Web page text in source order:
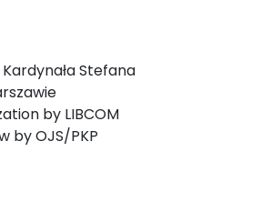
Stefana
by LIBCOM
by OJS/PKP